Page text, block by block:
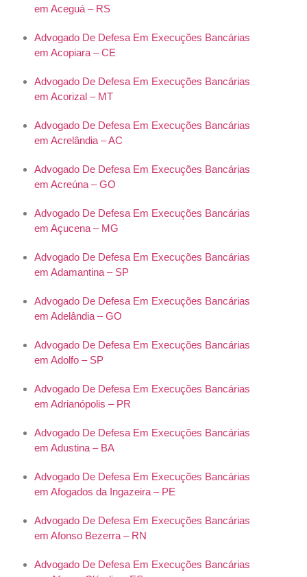
em Aceguá – RS
Advogado De Defesa Em Execuções Bancárias
em Acopiara – CE
Advogado De Defesa Em Execuções Bancárias
em Acorizal – MT
Advogado De Defesa Em Execuções Bancárias
em Acrelândia – AC
Advogado De Defesa Em Execuções Bancárias
em Acreúna – GO
Advogado De Defesa Em Execuções Bancárias
em Açucena – MG
Advogado De Defesa Em Execuções Bancárias
em Adamantina – SP
Advogado De Defesa Em Execuções Bancárias
em Adelândia – GO
Advogado De Defesa Em Execuções Bancárias
em Adolfo – SP
Advogado De Defesa Em Execuções Bancárias
em Adrianópolis – PR
Advogado De Defesa Em Execuções Bancárias
em Adustina – BA
Advogado De Defesa Em Execuções Bancárias
em Afogados da Ingazeira – PE
Advogado De Defesa Em Execuções Bancárias
em Afonso Bezerra – RN
Advogado De Defesa Em Execuções Bancárias